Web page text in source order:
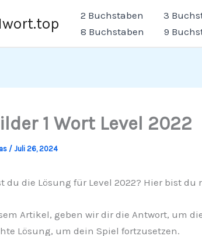
2 Buchstaben 3
8 Buchstaben
9
1 Wort Level 2022
/ Juli 26, 2024
du die Lösung für Level 2022? Hier bist du
Artikel, geben wir dir die Antwort, um
Lösung, um dein Spiel fortzusetzen.